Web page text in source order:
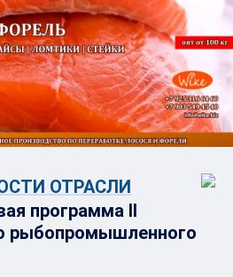
ОТРАСЛИ
программа II
рыбопромышленного